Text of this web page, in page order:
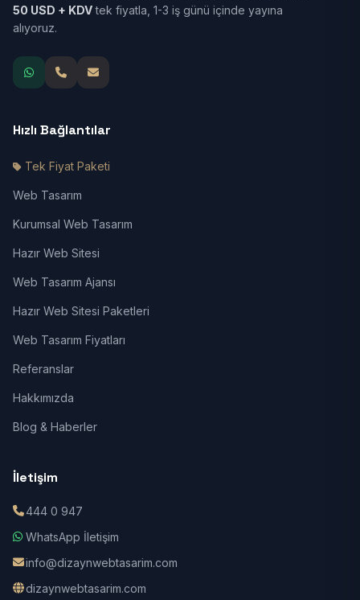
50 USD + KDVtek fiyatla, 1-3 iş günü içinde yayına
alıyoruz.
Hızlı Bağlantılar
Tek Fiyat Paketi
Web Tasarım
Kurumsal Web Tasarım
Hazır Web Sitesi
Web Tasarım Ajansı
Hazır Web Sitesi Paketleri
Web Tasarım Fiyatları
Referanslar
Hakkımızda
Blog & Haberler
İletişim
444 0 947
WhatsApp İletişim
info@dizaynwebtasarim.com
dizaynwebtasarim.com